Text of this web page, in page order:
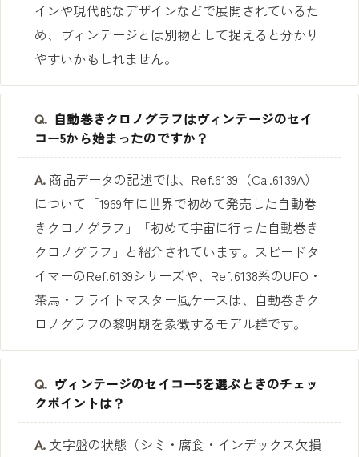
インや現代的なデザインなどで展開されているた
め、ヴィンテージとは別物として捉えると分かり
やすいかもしれません。
Q. 自動巻きクロノグラフはヴィンテージのセイ
コー5から始まったのですか？
A. 商品データの記述では、Ref.6139（Cal.6139A）
について「1969年に世界で初めて発売した自動巻
きクロノグラフ」「初めて宇宙に行った自動巻き
クロノグラフ」と紹介されています。スピードタ
イマーのRef.6139シリーズや、Ref.6138系のUFO・
茶馬・フライトマスター風ケースは、自動巻きク
ロノグラフの黎明期を象徴するモデル群です。
Q. ヴィンテージのセイコー5を選ぶときのチェッ
クポイントは？
A. 文字盤の状態（シミ・腐食・インデックス欠損